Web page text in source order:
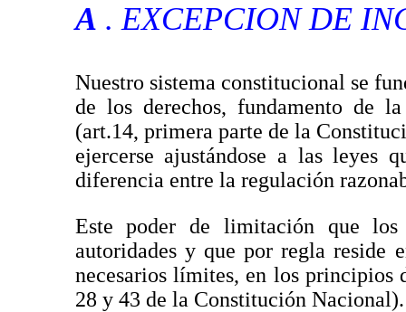
A . EXCEPCION DE
Nuestro sistema constitucional se
de los derechos, fundamento de
(art.14, primera parte de la
ejercerse ajustándose a las leyes
diferencia entre la regulación
Este poder de limitación que los
autoridades y que por regla reside
necesarios límites, en los principios
28 y 43 de la Constitución Nacional).